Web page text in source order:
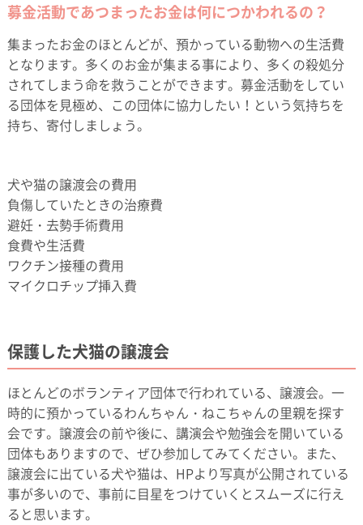
募金活動であつまったお金は何につかわれるの？
集まったお金のほとんどが、預かっている動物への生活費
となります。多くのお金が集まる事により、多くの殺処分
されてしまう命を救うことができます。募金活動をしてい
る団体を見極め、この団体に協力したい！という気持ちを
持ち、寄付しましょう。
犬や猫の譲渡会の費用
負傷していたときの治療費
避妊・去勢手術費用
食費や生活費
ワクチン接種の費用
マイクロチップ挿入費
保護した犬猫の譲渡会
ほとんどのボランティア団体で行われている、譲渡会。一
時的に預かっているわんちゃん・ねこちゃんの里親を探す
会です。譲渡会の前や後に、講演会や勉強会を開いている
団体もありますので、ぜひ参加してみてください。また、
譲渡会に出ている犬や猫は、HPより写真が公開されている
事が多いので、事前に目星をつけていくとスムーズに行え
ると思います。